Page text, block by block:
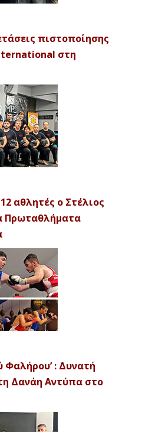
πιστοποίησης
στη
αθλητές ο Στέλιος
Πρωταθλήματα
Φαλήρου’ : Δυνατή
Δανάη Αντύπα στο